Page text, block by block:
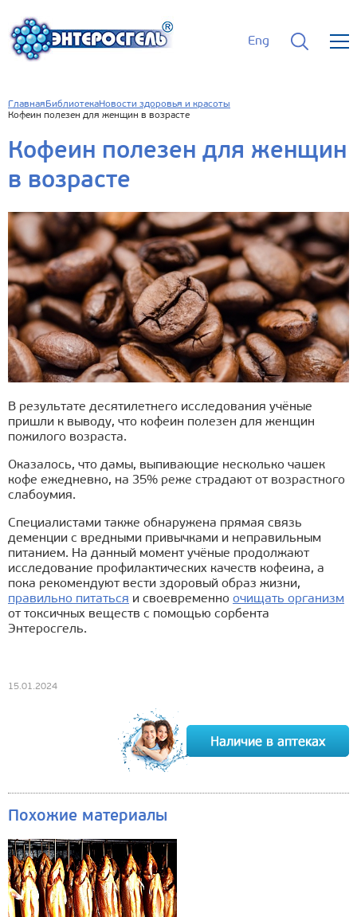
Eng
Главная БиблиотекаНовости здоровья и красоты
Кофеин полезен для женщин в возрасте
Кофеин полезен для женщин
в возрасте
В результате десятилетнего исследования учёные
пришли к выводу, что кофеин полезен для женщин
пожилого возраста.
Оказалось, что дамы, выпивающие несколько чашек
кофе ежедневно, на 35% реже страдают от возрастного
слабоумия.
Специалистами также обнаружена прямая связь
деменции с вредными привычками и неправильным
питанием. На данный момент учёные продолжают
исследование профилактических качеств кофеина, а
пока рекомендуют вести здоровый образ жизни,
правильно питаться и своевременно очищать организм
от токсичных веществ с помощью сорбента
Энтеросгель.
15.01.2024
Похожие материалы